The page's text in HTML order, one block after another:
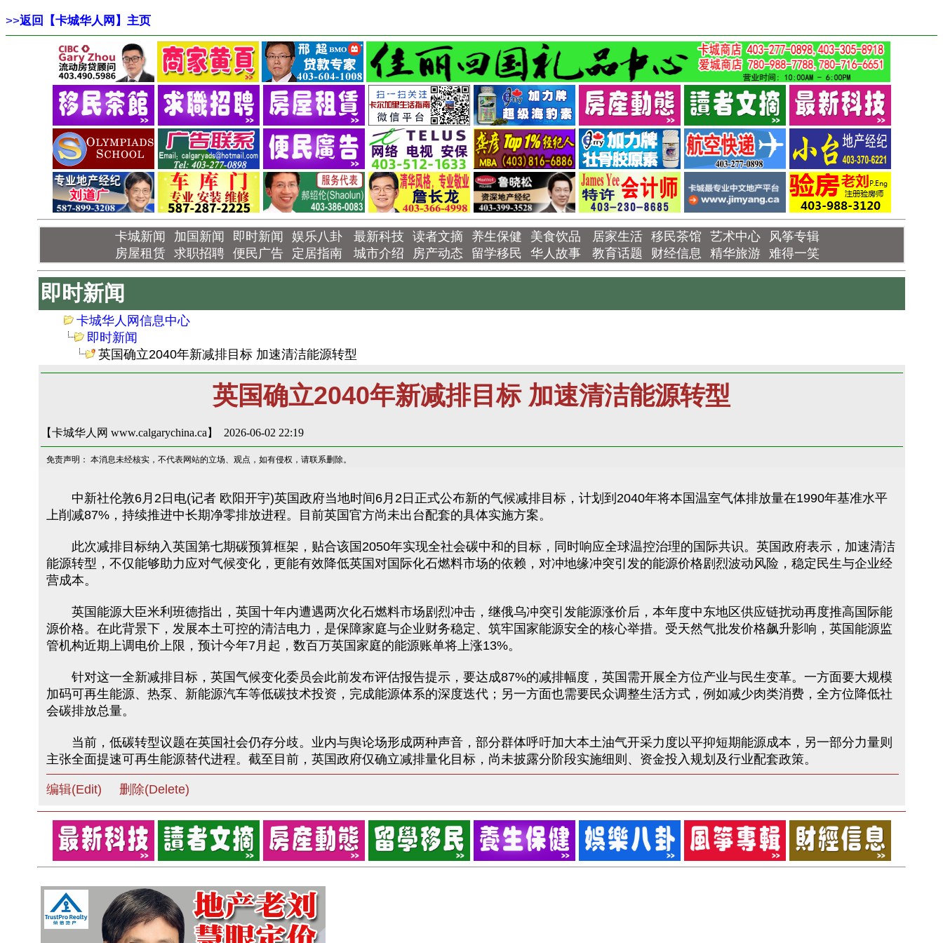
>>返回【卡城华人网】主页
卡城新闻 加国新闻 即时新闻 娱乐八卦 最新科技 读者文摘 养生保健 美食饮品 居家生活 移民茶馆 艺术中心
风筝专辑
房屋租赁 求职招聘 便民广告 定居指南 城市介绍 房产动态 留学移民 华人故事 教育话题 财经信息 精华旅游 难得一笑
即时新闻
卡城华人网信息中心
即时新闻
英国确立2040年新减排目标 加速清洁能源转型
英国确立2040年新减排目标 加速清洁能源转型
【卡城华人网 www.calgarychina.ca】 2026-06-02 22:19
免责声明： 本消息未经核实，不代表网站的立场、观点，如有侵权，请联系删除。
中新社伦敦6月2日电(记者 欧阳开宇)英国政府当地时间6月2日正式公布新的气候减排目标，计划到2040年将本国温室气体排放量在1990年基准水平
上削减87%，持续推进中长期净零排放进程。目前英国官方尚未出台配套的具体实施方案。
此次减排目标纳入英国第七期碳预算框架，贴合该国2050年实现全社会碳中和的目标，同时响应全球温控治理的国际共识。英国政府表示，加速清洁
能源转型，不仅能够助力应对气候变化，更能有效降低英国对国际化石燃料市场的依赖，对冲地缘冲突引发的能源价格剧烈波动风险，稳定民生与企业经
营成本。
英国能源大臣米利班德指出，英国十年内遭遇两次化石燃料市场剧烈冲击，继俄乌冲突引发能源涨价后，本年度中东地区供应链扰动再度推高国际能
源价格。在此背景下，发展本土可控的清洁电力，是保障家庭与企业财务稳定、筑牢国家能源安全的核心举措。受天然气批发价格飙升影响，英国能源监
管机构近期上调电价上限，预计今年7月起，数百万英国家庭的能源账单将上涨13%。
针对这一全新减排目标，英国气候变化委员会此前发布评估报告提示，要达成87%的减排幅度，英国需开展全方位产业与民生变革。一方面要大规模
加码可再生能源、热泵、新能源汽车等低碳技术投资，完成能源体系的深度迭代；另一方面也需要民众调整生活方式，例如减少肉类消费，全方位降低社
会碳排放总量。
当前，低碳转型议题在英国社会仍存分歧。业内与舆论场形成两种声音，部分群体呼吁加大本土油气开采力度以平抑短期能源成本，另一部分力量则
主张全面提速可再生能源替代进程。截至目前，英国政府仅确立减排量化目标，尚未披露分阶段实施细则、资金投入规划及行业配套政策。
编辑(Edit) 删除(Delete)